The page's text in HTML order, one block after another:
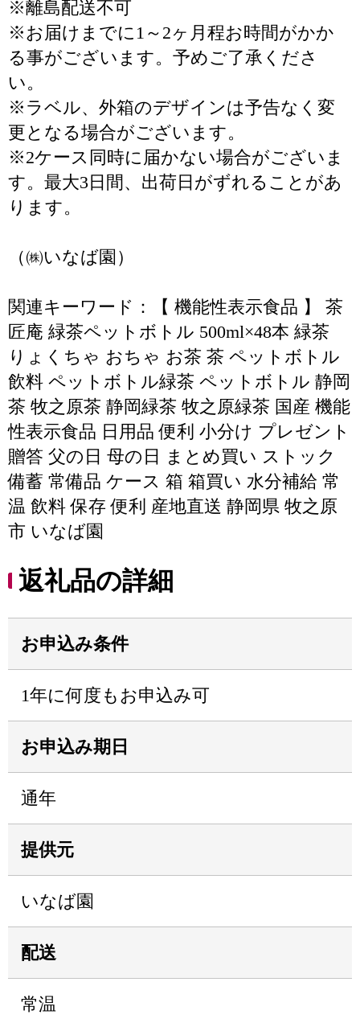
※離島配送不可
※お届けまでに1～2ヶ月程お時間がかか
る事がございます。予めご了承くださ
い。
※ラベル、外箱のデザインは予告なく変
更となる場合がございます。
※2ケース同時に届かない場合がございま
す。最大3日間、出荷日がずれることがあ
ります。
（㈱いなば園）
関連キーワード：【 機能性表示食品 】 茶
匠庵 緑茶ペットボトル 500ml×48本 緑茶
りょくちゃ おちゃ お茶 茶 ペットボトル
飲料 ペットボトル緑茶 ペットボトル 静岡
茶 牧之原茶 静岡緑茶 牧之原緑茶 国産 機能
性表示食品 日用品 便利 小分け プレゼント
贈答 父の日 母の日 まとめ買い ストック
備蓄 常備品 ケース 箱 箱買い 水分補給 常
温 飲料 保存 便利 産地直送 静岡県 牧之原
市 いなば園
返礼品の詳細
お申込み条件
1年に何度もお申込み可
お申込み期日
通年
提供元
いなば園
配送
常温